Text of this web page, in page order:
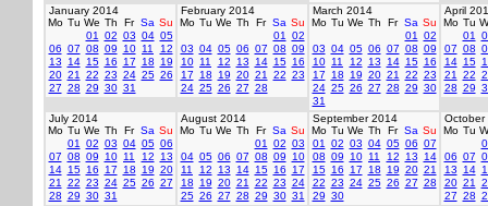
January 2014
Mo Tu We Th Fr Sa Su
01
02 03 04 05
06 07 08 09 10 11
12
13
14 15 16 17 18
19
20 21 22 23 24 25 26
27 28 29 30 31
February 2014
Mo Tu We Th Fr Sa Su
01
02
03 04 05 06 07 08 09
10 11 12 13 14 15 16
17
18 19 20 21 22 23
24 25 26 27 28
March 2014
Mo Tu We Th Fr Sa Su
01
02
03 04 05 06 07 08 09
10 11 12 13 14 15 16
17
18 19 20 21 22 23
24 25 26 27 28 29 30
31
April
Mo Tu
01
07 08
14 15
21
22
28 29
July 2014
Mo Tu We Th Fr Sa Su
01
02 03 04 05 06
07 08 09 10 11 12
13
14 15 16 17 18 19 20
21
22 23 24 25 26 27
28 29 30 31
August 2014
Mo Tu We Th Fr Sa Su
01
02 03
04 05 06 07 08 09
10
11
12 13 14 15 16
17
18
19 20 21 22 23 24
25 26 27 28 29 30 31
September 2014
Mo Tu We Th Fr Sa Su
01
02 03 04 05 06 07
08 09 10 11 12 13
14
15 16 17 18 19 20 21
22 23 24 25 26 27 28
29 30
October
Mo Tu
06 07
13
14
20 21
27 28